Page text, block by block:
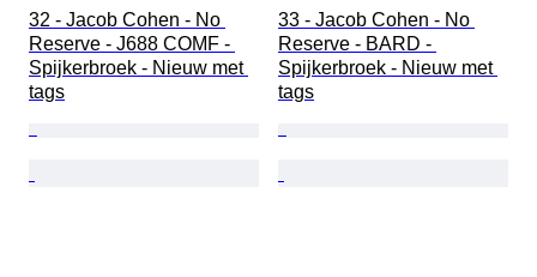
32 - Jacob Cohen - No
Reserve - J688 COMF -
Spijkerbroek - Nieuw met
tags
33 - Jacob Cohen - No
Reserve - BARD -
Spijkerbroek - Nieuw met
tags